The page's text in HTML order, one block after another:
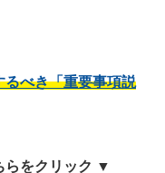
べき「重要事項説
らをクリック ▼